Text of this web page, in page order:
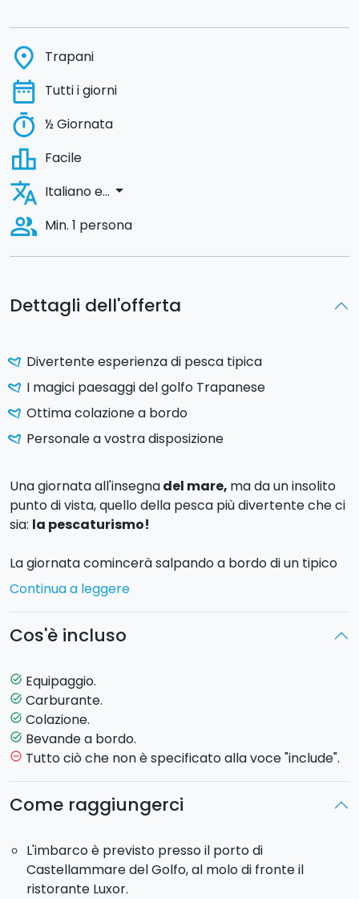
Dettagli dell'offerta
Divertente esperienza di pesca tipica
I magici paesaggi del golfo Trapanese
Ottima colazione a bordo
Personale a vostra disposizione
Una giornata all'insegnadel mare, ma da un insolito
punto di vista, quello della pesca più divertente che ci
sia: la pescaturismo!
La giornata comincerà salpando a bordo di un tipico
peschereccio daCastellammare del Golfo
con prima sosta bagno nelle splendide acque di
l’attività di pesca, e qui potrete assistere o
“calata” delle reti
allaRiserva dello Zingaro
verrà offerta una gustosa colazione a base di
cassatelle, accompagnate da bevande rinfrescanti.
Infine godrete di una lenta e piacevole passeggiata di
Partenza: 10:00
Soste bagno: Scopello, Riserva dello Zingaro.
Continua a leggere
Cos'è incluso
task_alt Equipaggio.
task_alt Carburante.
task_alt Colazione.
task_alt Bevande a bordo.
remove_circle_outline Tutto ciò che non è specificato alla voce "include".
Come raggiungerci
L'imbarco è previsto presso il porto di
Castellammare del Golfo, al molo di fronte il
ristorante Luxor.
place Trapani
date_range Tutti i giorni
timer ½ Giornata
leaderboard Facile
translate Italiano e... arrow_drop_down
people_alt Min. 1 persona